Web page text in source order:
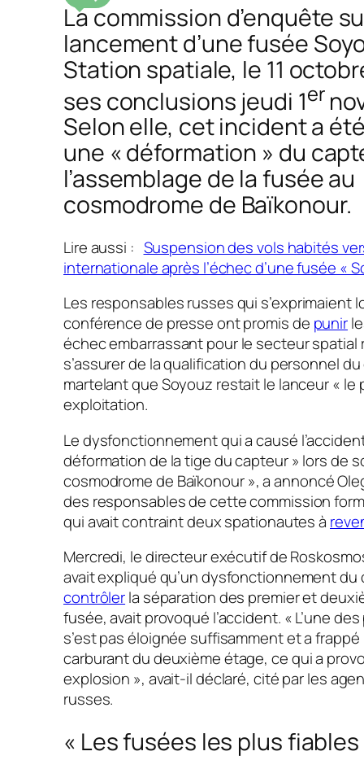
La commission d’enquête
lancement d’une fusée
Station spatiale, le 11
ses conclusions jeudi 1er
Selon elle, cet incident a
une « déformation » du
l’assemblage de la fusée au
cosmodrome de Baïkonour.
Lire aussi : Suspension des vols habités
internationale après l’échec d’une fusée «
Les responsables russes qui s’exprimaient
conférence de presse ont promis de punir
échec embarrassant pour le secteur spatial
s’assurer de la qualification du personnel
martelant que Soyouz restait le lanceur« le
exploitation.
Le dysfonctionnement qui a causé
déformation de la tige du capteur » lors de
cosmodrome de Baïkonour », a annoncé
des responsables de cette commission
qui avait contraint deux spationautes à
Mercredi, le directeur exécutif de
avait expliqué qu’un dysfonctionnement du
contrôlerla séparation des premier et
fusée, avait provoqué l’accident. « L’une
s’est pas éloignée suffisamment et a
carburant du deuxième étage, ce qui a
explosion », avait-il déclaré, cité par les
russes.
« Les fusées les plus fiables